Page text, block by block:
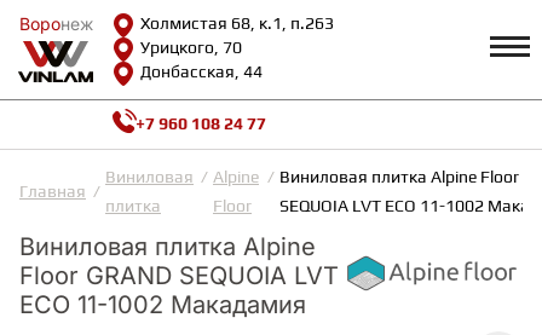
Воронеж
Холмистая 68, к.1, п.263
Урицкого, 70
Донбасская, 44
Воронеж
КАТАЛОГ Профиль
Возврат и гарантии
Сотрудничество
Вопросы и ответы
ВИНИЛОВАЯ ПЛИТКА
+7 960 108 24 77
Главная
Виниловая
плитка
Alpine
Floor
Виниловая плитка Alpine Floor
SEQUOIA LVT ЕСО 11-1002
Виниловая плитка Alpine
Floor GRAND SEQUOIA LVT
ЕСО 11-1002 Макадамия